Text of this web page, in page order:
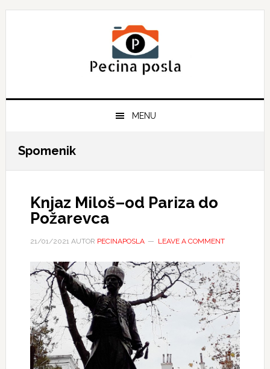
Skip
Skip
Skip
MENU
Spomenik
Knjaz Miloš–od Pariza do
Požarevca
21/01/2021AUTOR PECINAPOSLA LEAVE A COMMENT